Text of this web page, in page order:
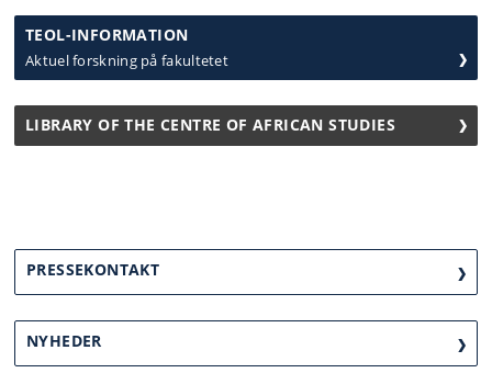
TEOL-INFORMATION
Aktuel forskning på fakultetet
LIBRARY OF THE CENTRE OF AFRICAN STUDIES
PRESSEKONTAKT
NYHEDER